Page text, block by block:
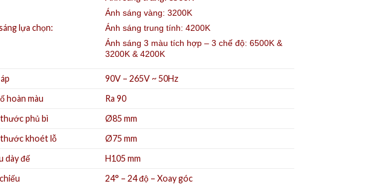
lựa chọn:
Ánh sáng vàng: 3200K
Ánh sáng trung tính: 4200K
Ánh sáng 3 màu tích hợp – 3 chế độ: 6500K &
3200K & 4200K
90V – 265V ~ 50Hz
hoàn màu
Ra 90
phủ bì
Ø85 mm
khoét lỗ
Ø75mm
dày đế
H105 mm
24° – 24 độ – Xoay góc